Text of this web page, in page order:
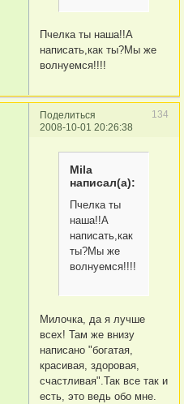
Пчелка ты наша!!А
написать,как ты?Мы же
волнуемся!!!!
Поделиться
134
2008-10-01 20:26:38
Mila
написал(а):
Пчелка ты
наша!!А
написать,как
ты?Мы же
волнуемся!!!!
Милочка, да я лучше
всех! Там же внизу
написано "богатая,
красивая, здоровая,
счастливая".Так все так и
есть, это ведь обо мне.